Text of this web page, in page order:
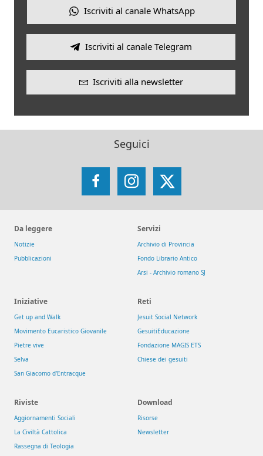
Iscriviti al canale WhatsApp
Iscriviti al canale Telegram
Iscriviti alla newsletter
Seguici
FacebookInstagram
X
Da leggere
Notizie
Pubblicazioni
Servizi
Archivio di Provincia
Fondo Librario Antico
Arsi - Archivio romano SJ
Iniziative
Get up and Walk
Movimento Eucaristico Giovanile
Pietre vive
Selva
San Giacomo d'Entracque
Reti
Jesuit Social Network
GesuitiEducazione
Fondazione MAGIS ETS
Chiese dei gesuiti
Riviste
Aggiornamenti Sociali
La Civiltà Cattolica
Rassegna di Teologia
Download
Risorse
Newsletter